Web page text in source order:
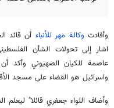
وأفادت وكالة مهر للأنباء أن قائد
اشار إلى تحولات الشأن
عاصمة للكيان الصهيوني وأكد أن
واسرائيل هو القضاء على مسجد
وأضاف اللواء جعفري قائلا"